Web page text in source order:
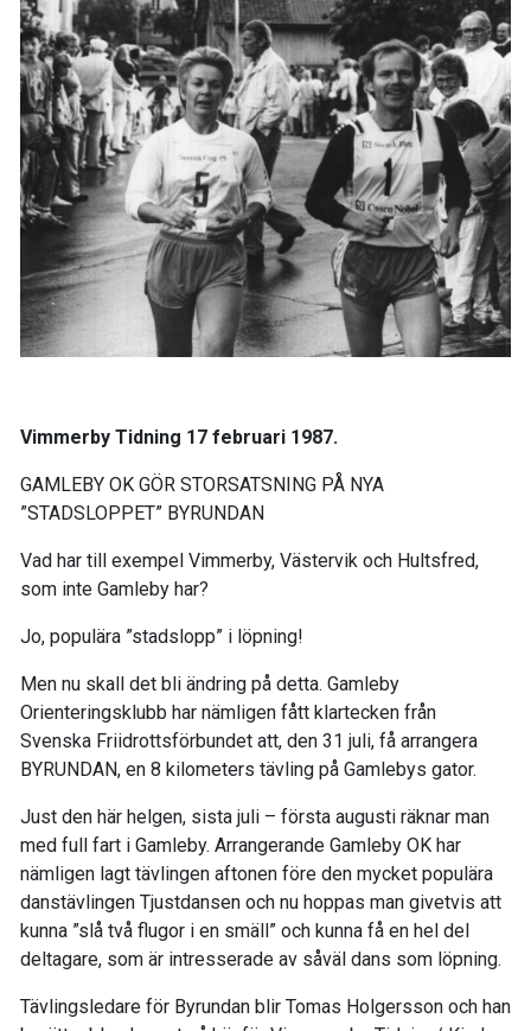
Vimmerby Tidning 17 februari 1987.
GAMLEBY OK GÖR STORSATSNING PÅ NYA
”STADSLOPPET” BYRUNDAN
Vad har till exempel Vimmerby, Västervik och Hultsfred,
som inte Gamleby har?
Jo, populära ”stadslopp” i löpning!
Men nu skall det bli ändring på detta. Gamleby
Orienteringsklubb har nämligen fått klartecken från
Svenska Friidrottsförbundet att, den 31 juli, få arrangera
BYRUNDAN, en 8 kilometers tävling på Gamlebys gator.
Just den här helgen, sista juli – första augusti räknar man
med full fart i Gamleby. Arrangerande Gamleby OK har
nämligen lagt tävlingen aftonen före den mycket populära
danstävlingen Tjustdansen och nu hoppas man givetvis att
kunna ”slå två flugor i en smäll” och kunna få en hel del
deltagare, som är intresserade av såväl dans som löpning.
Tävlingsledare för Byrundan blir Tomas Holgersson och han